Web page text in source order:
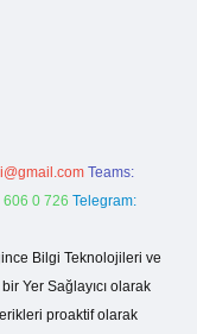
Teams:
0 726 Telegram:
Bilgi Teknolojileri ve
Yer Sağlayıcı olarak
proaktif olarak